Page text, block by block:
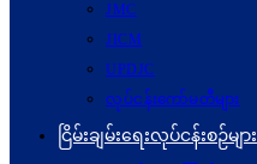
JMC
JICM
UPDJC
လုပ်ငန်းကော်မတီများ
ငြိမ်းချမ်းရေးလုပ်ငန်းစဉ်များ